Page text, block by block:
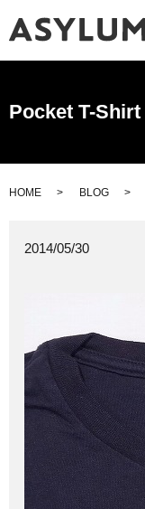
Pocket T-
HOME BLOG
2014/05/30